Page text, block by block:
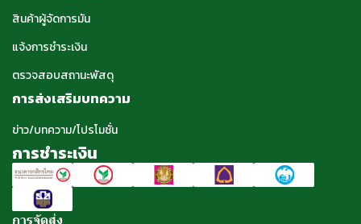
สินค้าผู้จัดการมัน
แจ้งการชำระเงิน
ตรวจสอบสถานะพัสดุ
การส่งเสริมบทความ
ข่าว/บทความ/โปรโมชั่น
การชำระเงิน
การจัดส่ง